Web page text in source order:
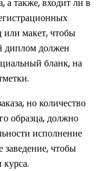
или макет, чтобы
диплом должен
бланк, на
но количество
образца, должно
исполнение
заведение, чтобы